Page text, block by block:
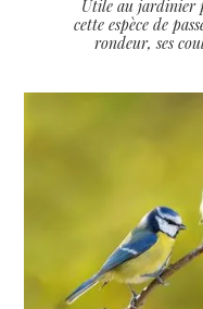
Utile au jardinier
cette espèce de
rondeur, ses